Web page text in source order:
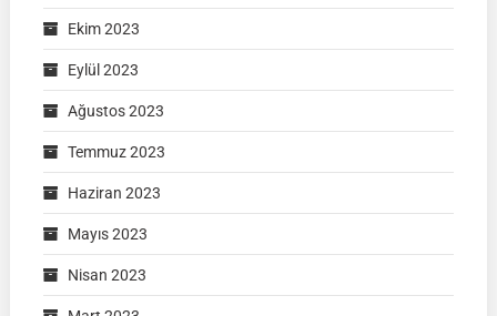
Ekim 2023
Eylül 2023
Ağustos 2023
Temmuz 2023
Haziran 2023
Mayıs 2023
Nisan 2023